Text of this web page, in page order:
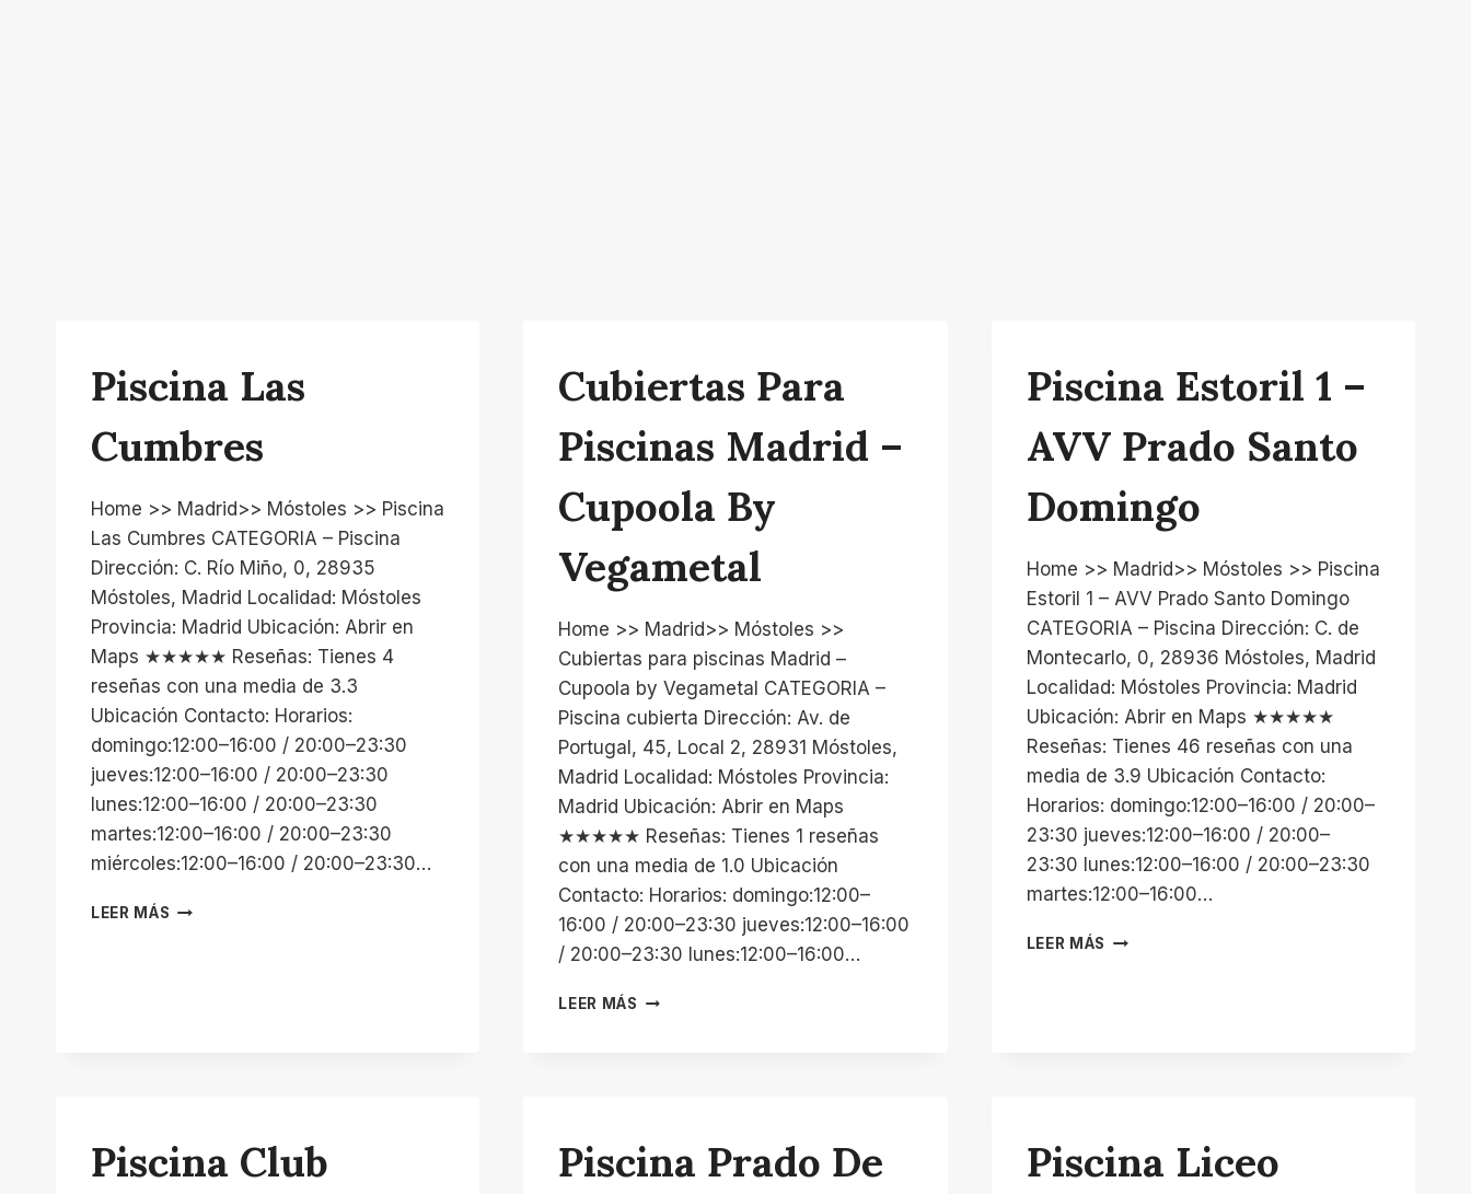
Piscina Las
Cumbres
Home >> Madrid>> Móstoles >> Piscina
Las Cumbres CATEGORIA – Piscina
Dirección: C. Río Miño, 0, 28935
Móstoles, Madrid Localidad: Móstoles
Provincia: Madrid Ubicación: Abrir en
Maps ★★★★★ Reseñas: Tienes 4
reseñas con una media de 3.3
Ubicación Contacto: Horarios:
domingo:12:00–16:00 / 20:00–23:30
jueves:12:00–16:00 / 20:00–23:30
lunes:12:00–16:00 / 20:00–23:30
martes:12:00–16:00 / 20:00–23:30
miércoles:12:00–16:00 / 20:00–23:30…
LEER MÁS PISCINA
Cubiertas Para
Piscinas Madrid –
Cupoola By
Vegametal
Home >> Madrid>> Móstoles >>
Cubiertas para piscinas Madrid –
Cupoola by Vegametal CATEGORIA –
Piscina cubierta Dirección: Av. de
Portugal, 45, Local 2, 28931 Móstoles,
Madrid Localidad: Móstoles Provincia:
Madrid Ubicación: Abrir en Maps
★★★★★ Reseñas: Tienes 1 reseñas
con una media de 1.0 Ubicación
Contacto: Horarios: domingo:12:00–
16:00 / 20:00–23:30 jueves:12:00–16:00
/ 20:00–23:30 lunes:12:00–16:00…
LEER MÁS CUBIERTAS
VEGAMETAL
Piscina Estoril 1 –
AVV Prado Santo
Domingo
Home >> Madrid>> Móstoles >> Piscina
Estoril 1 – AVV Prado Santo Domingo
CATEGORIA – Piscina Dirección: C. de
Montecarlo, 0, 28936 Móstoles, Madrid
Localidad: Móstoles Provincia: Madrid
Ubicación: Abrir en Maps ★★★★★
Reseñas: Tienes 46 reseñas con una
media de 3.9 Ubicación Contacto:
Horarios: domingo:12:00–16:00 / 20:00–
23:30 jueves:12:00–16:00 / 20:00–
23:30 lunes:12:00–16:00 / 20:00–23:30
martes:12:00–16:00…
LEER MÁS PISCINA
Piscina Club
Piscina Prado De
Piscina Liceo